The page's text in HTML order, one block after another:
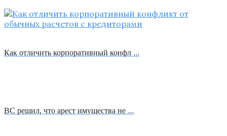
Как отличить корпоративный конфл …
ВС решил, что арест имущества не …